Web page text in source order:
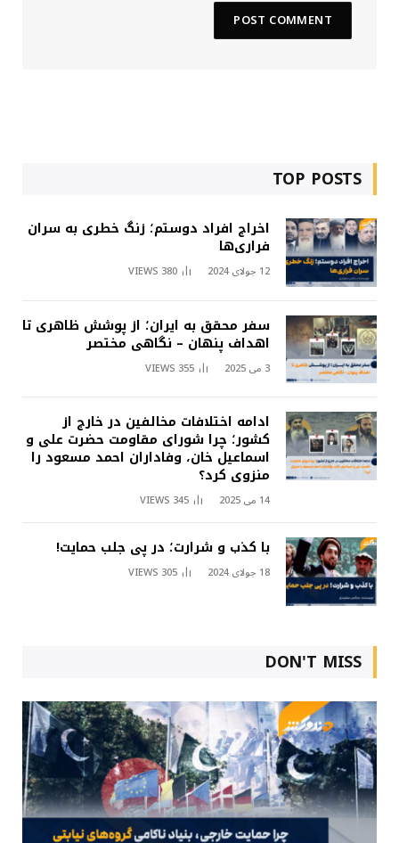
TOP POSTS
اخراج افراد دوستم؛ زنگ خطری به سران
فراری‌ها
12 جولای 2024 380
VIEWS
سفر محقق به ایران؛ از پوشش ظاهری تا
اهداف پنهان – نگاهی مختصر
3 می 2025 355
VIEWS
ادامه اختلافات مخالفین در خارج از
کشور؛ چرا شورای مقاومت حضرت علی و
اسماعیل خان، وفاداران احمد مسعود را
منزوی کرد؟
14 می 2025 345
VIEWS
با کذب و شرارت؛ در پی جلب حمایت!
18 جولای 2024 305
VIEWS
DON'T MISS